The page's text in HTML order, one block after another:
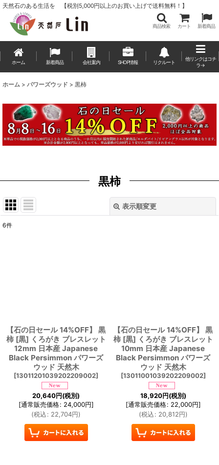
天然石のある生活を 【税別5,000円以上のお買い上げで送料無料！】
商品検索 カート 新着商品
ホーム 新着商品 会社案内 SHOP情報 リクルート
他リンクはコチ
ラ→
ホーム > パワーズウッド > 黒柿
黒柿
表示順変更
6件
【石の日セール 14%OFF】 黒
柿 [黒] くろがき ブレスレット
12mm 日本産 Japanese
Black Persimmon パワーズ
ウッド 天然木
[13011201039202209002]
20,640円(税別)
[通常販売価格: 24,000円]
(税込: 22,704円)
【石の日セール 14%OFF】 黒
柿 [黒] くろがき ブレスレット
10mm 日本産 Japanese
Black Persimmon パワーズ
ウッド 天然木
[13011001039202209002]
18,920円(税別)
[通常販売価格: 22,000円]
(税込: 20,812円)